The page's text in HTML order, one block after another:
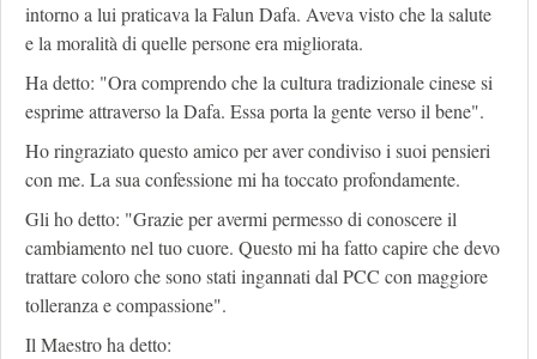
intorno a lui praticava la Falun Dafa. Aveva visto che la salute
e la moralità di quelle persone era migliorata.
Ha detto: "Ora comprendo che la cultura tradizionale cinese si
esprime attraverso la Dafa. Essa porta la gente verso il bene".
Ho ringraziato questo amico per aver condiviso i suoi pensieri
con me. La sua confessione mi ha toccato profondamente.
Gli ho detto: "Grazie per avermi permesso di conoscere il
cambiamento nel tuo cuore. Questo mi ha fatto capire che devo
trattare coloro che sono stati ingannati dal PCC con maggiore
tolleranza e compassione".
Il Maestro ha detto: